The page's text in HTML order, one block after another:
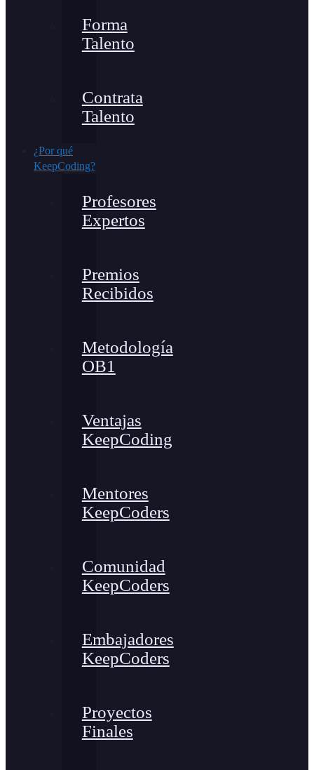
Forma
Talento
Contrata
Talento
¿Por qué
KeepCoding?
Profesores
Expertos
Premios
Recibidos
Metodología
OB1
Ventajas
KeepCoding
Mentores
KeepCoders
Comunidad
KeepCoders
Embajadores
KeepCoders
Proyectos
Finales